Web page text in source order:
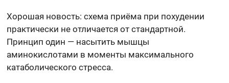
Хорошая новость: схема приёма при похудении
практически не отличается от стандартной.
Принцип один — насытить мышцы
аминокислотами в моменты максимального
катаболического стресса.